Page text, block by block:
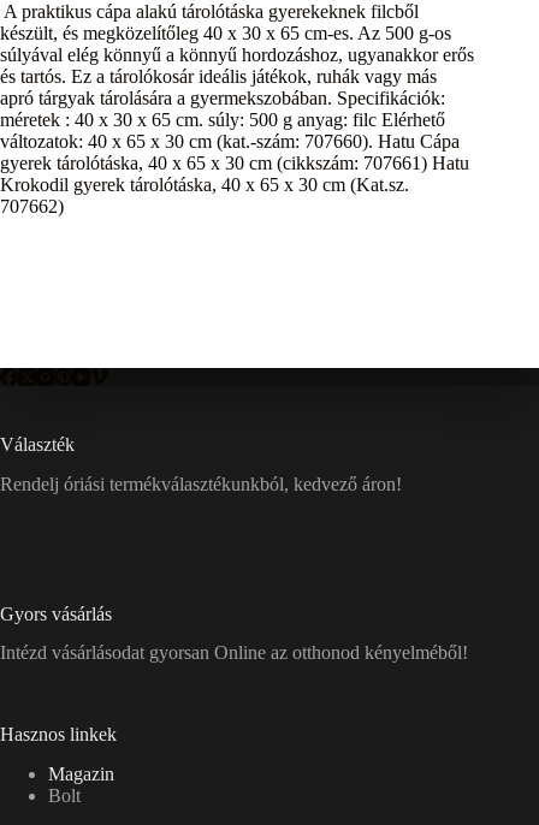
A praktikus cápa alakú tárolótáska gyerekeknek filcből
készült, és megközelítőleg 40 x 30 x 65 cm-es. Az 500 g-os
súlyával elég könnyű a könnyű hordozáshoz, ugyanakkor erős
és tartós. Ez a tárolókosár ideális játékok, ruhák vagy más
apró tárgyak tárolására a gyermekszobában. Specifikációk:
méretek : 40 x 30 x 65 cm. súly: 500 g anyag: filc Elérhető
változatok: 40 x 65 x 30 cm (kat.-szám: 707660). Hatu Cápa
gyerek tárolótáska, 40 x 65 x 30 cm (cikkszám: 707661) Hatu
Krokodil gyerek tárolótáska, 40 x 65 x 30 cm (Kat.sz.
707662)
Választék
Rendelj óriási termékválasztékunkból, kedvező áron!
Gyors vásárlás
Intézd vásárlásodat gyorsan Online az otthonod kényelméből!
Hasznos linkek
Magazin
Bolt